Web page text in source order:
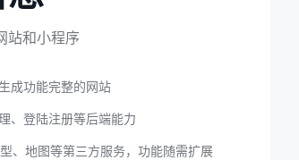
站和小程序
成功能完整的网站
、登陆注册等后端能力
、地图等第三方服务，功能随需扩展